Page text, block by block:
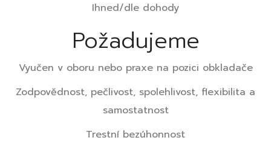
Ihned/dle dohody
Požadujeme
Vyučen v oboru nebo praxe na pozici obkladače
Zodpovědnost, pečlivost, spolehlivost, flexibilita a
samostatnost
Trestní bezúhonnost